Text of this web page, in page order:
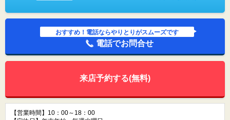
おすすめ！電話ならやりとりがスムーズです
電話でお問合せ
来店予約する(無料)
【営業時間】10：00～18：00